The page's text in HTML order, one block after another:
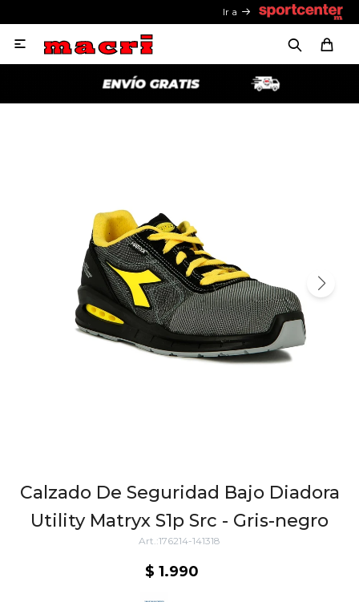
Ir a

Calzado De Seguridad Bajo Diadora
Utility Matryx S1p Src - Gris-negro
176214-141318
$ 1.990